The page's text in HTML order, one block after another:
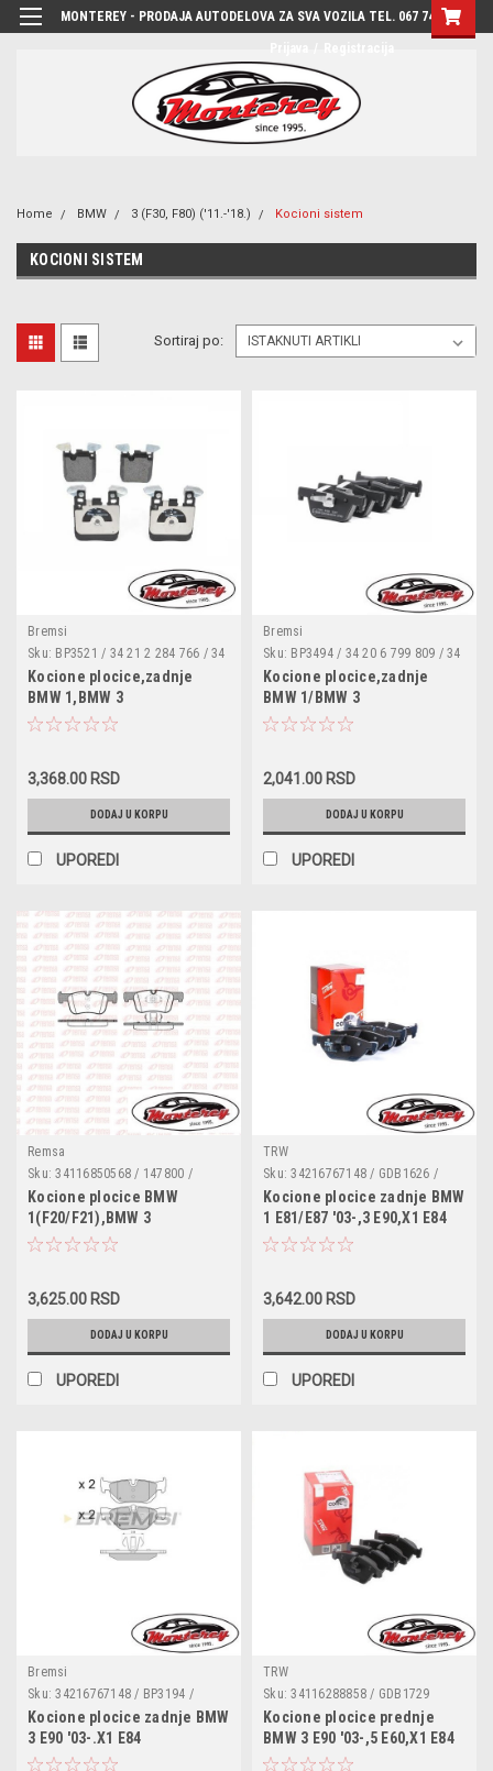
MONTEREY - PRODAJA AUTODELOVA ZA SVA VOZILA TEL. 067 7444-780
Home BMW 3 (F30, F80) ('11.-'18.) Kocioni sistem
KOCIONI SISTEM
Sortiraj po:
Bremsi
Sku: BP3521 / 34 21 2 284 766 / 34
21 2 284 989 / 34 21 6 855 474 /
34 21 6 876 422 / 34 21 8 009 753
/ 05P1803 / 0986495335 / 12616 /
13046048742 / 1501221565 /
2502902 / 2502916804 /
Kocione plocice,zadnje
BMW 1,BMW 3
3,368.00 RSD
DODAJ U KORPU
UPOREDI
Bremsi
Sku: BP3494 / 34 20 6 799 809 / 34
20 6 873 093 / 34 20 6 873 094 /
34 21 6 850 569 / 34 21 6 873 093
/ 0986494554 / 13046038592 /
147600 / 1501221555 / 182049 /
253071751 / 25308 / 34206799809
Kocione plocice,zadnje
BMW 1/BMW 3
2,041.00 RSD
DODAJ U KORPU
UPOREDI
Remsa
Sku: 34116850568 / 147800 /
13.0460-3866.2 / 0 986 494 689 /
BP3503 / FDB4489 / BL2698A1 /
573419J / 025 255 0618 / 2550601
/ GDB1934
Kocione plocice BMW
1(F20/F21),BMW 3
(F30/F80/F34/F31),BMW 4
3,625.00 RSD
DODAJ U KORPU
UPOREDI
TRW
Sku: 34216767148 / GDB1626 /
BP3194 / 34216767150 /
0986494061 / LP1915 / FDB1807 /
2392701 / GDB1626
Kocione plocice zadnje BMW
1 E81/E87 '03-,3 E90,X1 E84
3,642.00 RSD
DODAJ U KORPU
UPOREDI
Bremsi
Sku: 34216767148 / BP3194 /
34216767150 / 0986494061 /
LP1915 / FDB1807 / 2392701 /
GDB1626
Kocione plocice zadnje BMW
3 E90 '03-.X1 E84
TRW
Sku: 34116288858 / GDB1729
/BP3403 / 34 11 6 288 859 /
ADB114208 / LP2067 / FDB4191 /
573181J /
Kocione plocice prednje
BMW 3 E90 '03-,5 E60,X1 E84